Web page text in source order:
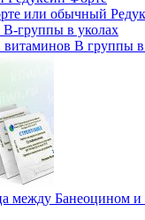
или обычный
витаминов В группы в
между Банеоцином и